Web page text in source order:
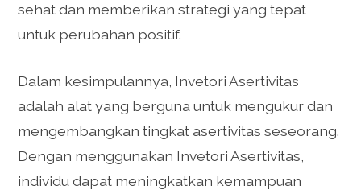
sehat dan memberikan strategi yang tepat
untuk perubahan positif.
Dalam kesimpulannya, Invetori Asertivitas
adalah alat yang berguna untuk mengukur dan
mengembangkan tingkat asertivitas seseorang.
Dengan menggunakan Invetori Asertivitas,
individu dapat meningkatkan kemampuan